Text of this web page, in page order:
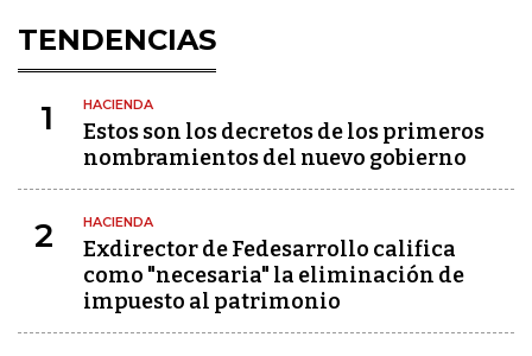
TENDENCIAS
1 HACIENDA
Estos son los decretos de los primeros
nombramientos del nuevo gobierno
2 HACIENDA
Exdirector de Fedesarrollo califica
como "necesaria" la eliminación de
impuesto al patrimonio